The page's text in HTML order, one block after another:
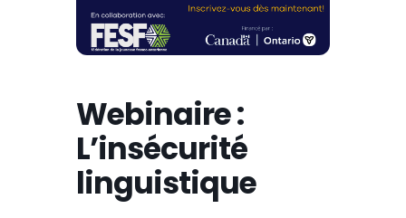
Webinaire :
L’insécurité
linguistique